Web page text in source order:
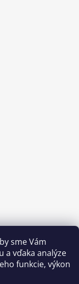
sme Vám
a vďaka analýze
funkcie, výkon